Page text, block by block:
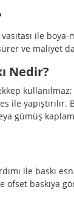
ile
ve maliyet
Nedir?
ile yapıştırılır.
gümüş
ile baskı
ofset baskıya